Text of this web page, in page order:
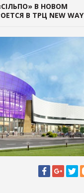
В НОВОМ
В ТРЦ NEW WAY